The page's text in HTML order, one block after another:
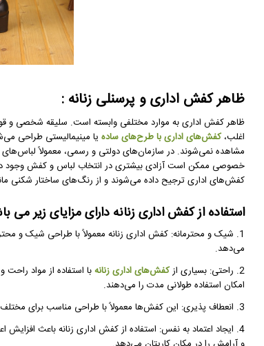
ظاهر کفش اداری و پرسنلی زنانه :
ظاهر کفش اداری به موارد مختلفی وابسته است. سلیقه شخصی و
اغلب،کفش‌های اداری با طرح‌های سادهیا مینیمالیستی طراحی
مشاهده نمی‌شوند. در سازمان‌های دولتی و رسمی، معمولاً
خصوصی ممکن است آزادی بیشتری در انتخاب لباس و کفش وجود
کفش‌های اداری ترجیح داده می‌شوند و از رنگ‌های ساختار شکنی
استفاده از کفش اداری زنانه دارای مزایای زیر می
1. شیک و محترمانه: کفش اداری زنانه معمولاً با طراحی شیک و
می‌دهد.
2. راحتی: بسیاری از
کفش‌های اداری زنانهبا استفاده از مواد
امکان استفاده طولانی مدت را می‌دهند.
3. انعطاف پذیری: این کفش‌ها معمولاً با طراحی مناسب برای مختلف انواع فعالیت‌های روزمره در محیط کاری تولید می‌شوند.
4. ایجاد اعتماد به نفس: استفاده از کفش اداری زنانه باعث